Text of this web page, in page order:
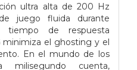
ultra alta de 200 Hz
juego fluida durante
tiempo de respuesta
minimiza el ghosting y el
En el mundo de los
milisegundo cuenta,